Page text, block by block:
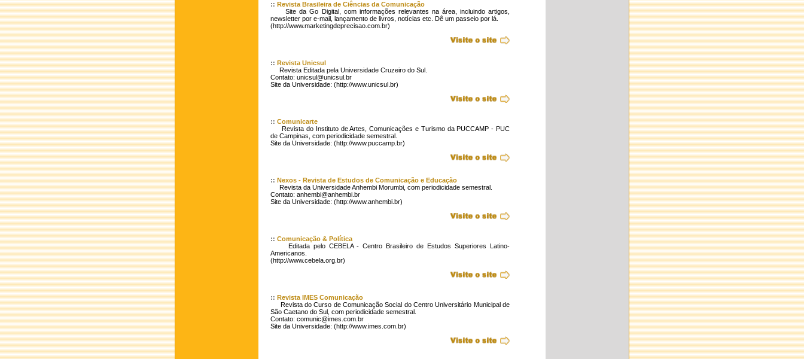
:: Revista Brasileira de Ciências da Comunicação
Site da Go Digital, com informações relevantes na área, incluindo artigos,
newsletter por e-mail, lançamento de livros, notícias etc. Dê um passeio por lá.
(http://www.marketingdeprecisao.com.br)
:: Revista Unicsul
Revista Editada pela Universidade Cruzeiro do Sul.
Contato: unicsul@unicsul.br
Site da Universidade: (http://www.unicsul.br)
:: Comunicarte
Revista do Instituto de Artes, Comunicações e Turismo da PUCCAMP - PUC
de Campinas, com periodicidade semestral.
Site da Universidade: (http://www.puccamp.br)
:: Nexos - Revista de Estudos de Comunicação e Educação
Revista da Universidade Anhembi Morumbi, com periodicidade semestral.
Contato: anhembi@anhembi.br
Site da Universidade: (http://www.anhembi.br)
:: Comunicação & Política
Editada pelo CEBELA - Centro Brasileiro de Estudos Superiores Latino-
Americanos.
(http://www.cebela.org.br)
:: Revista IMES Comunicação
Revista do Curso de Comunicação Social do Centro Universitário Municipal de
São Caetano do Sul, com periodicidade semestral.
Contato: comunic@imes.com.br
Site da Universidade: (http://www.imes.com.br)